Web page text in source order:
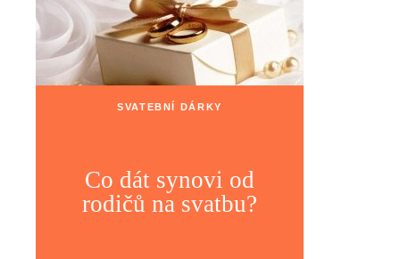
SVATEBNÍ DÁRKY
Co dát synovi od
rodičů na svatbu?